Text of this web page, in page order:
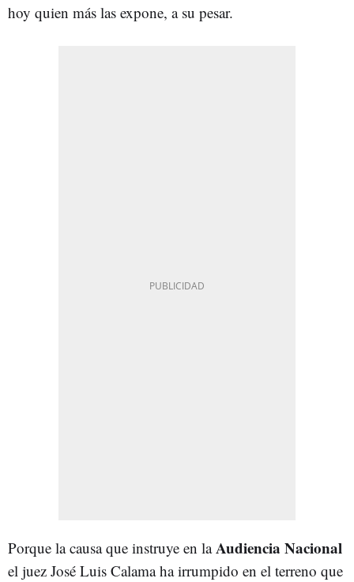
hoy quien más las expone, a su pesar.
Porque la causa que instruye en laAudiencia Nacional
el juez José Luis Calama ha irrumpido en el terreno que